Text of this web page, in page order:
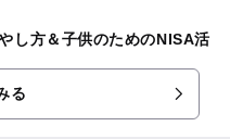
し方＆子供のためのNISA活
る